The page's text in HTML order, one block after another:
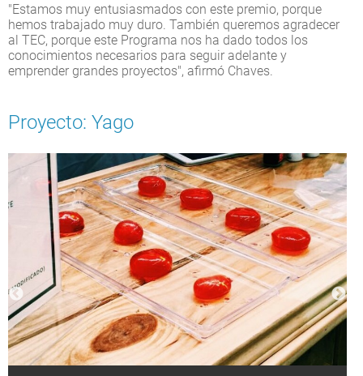
"Estamos muy entusiasmados con este premio, porque
hemos trabajado muy duro. También queremos agradecer
al TEC, porque este Programa nos ha dado todos los
conocimientos necesarios para seguir adelante y
emprender grandes proyectos", afirmó Chaves.
Proyecto: Yago